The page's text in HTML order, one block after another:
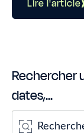
Lire l'article
Rechercher
dates,...